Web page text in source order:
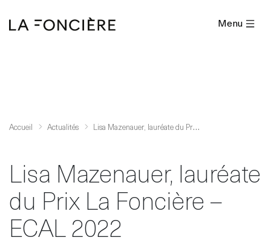
Menu
Accueil Actualités L
isa Mazenauer, lauréate du Prix La Foncière – ECAL 2022
Lisa Mazenauer, lauréate
du Prix La Foncière –
ECAL 2022